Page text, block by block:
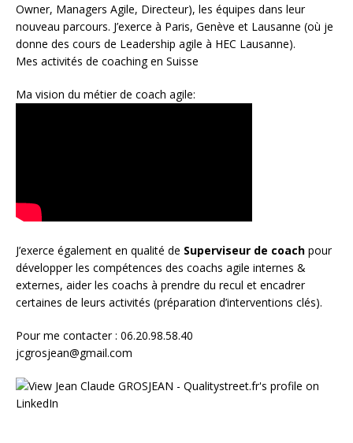
Owner, Managers Agile, Directeur), les équipes dans leur
nouveau parcours. J’exerce à Paris, Genève et Lausanne (où je
donne des cours de Leadership agile à HEC Lausanne).
Mes activités de coaching en Suisse
Ma vision du métier de coach agile:
J’exerce également en qualité de Superviseur de coach pour
développer les compétences des coachs agile internes &
externes, aider les coachs à prendre du recul et encadrer
certaines de leurs activités (préparation d’interventions clés).
Pour me contacter : 06.20.98.58.40
jcgrosjean@gmail.com